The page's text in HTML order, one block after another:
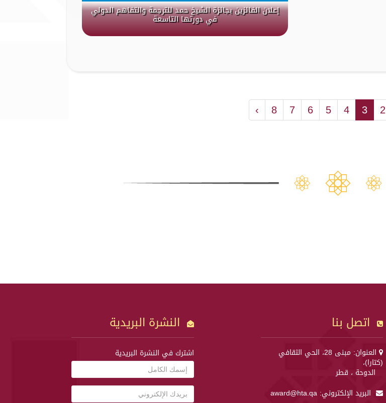
إعلان الفائزين بجائزة الشيخ حمد للترجمة والتفاهم الدولي
في دورتها التاسعة
2
3
4
5
6
7
8
›
اتصل بنا
العنوان: مبنى 28، الحي الثقافي
(كتارا)،
الدوحة ، قطر
البريد الإلكتروني: award@hta.qa
النشرة البريدية
اشترك في النشرة البريدية